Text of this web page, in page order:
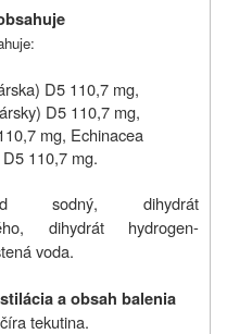
D5 110,7 mg,
D5 110,7 mg,
mg, Echinacea
110,7 mg.
sodný, dihydrát
dihydrát hydrogen-
voda.
a obsah balenia
tekutina.